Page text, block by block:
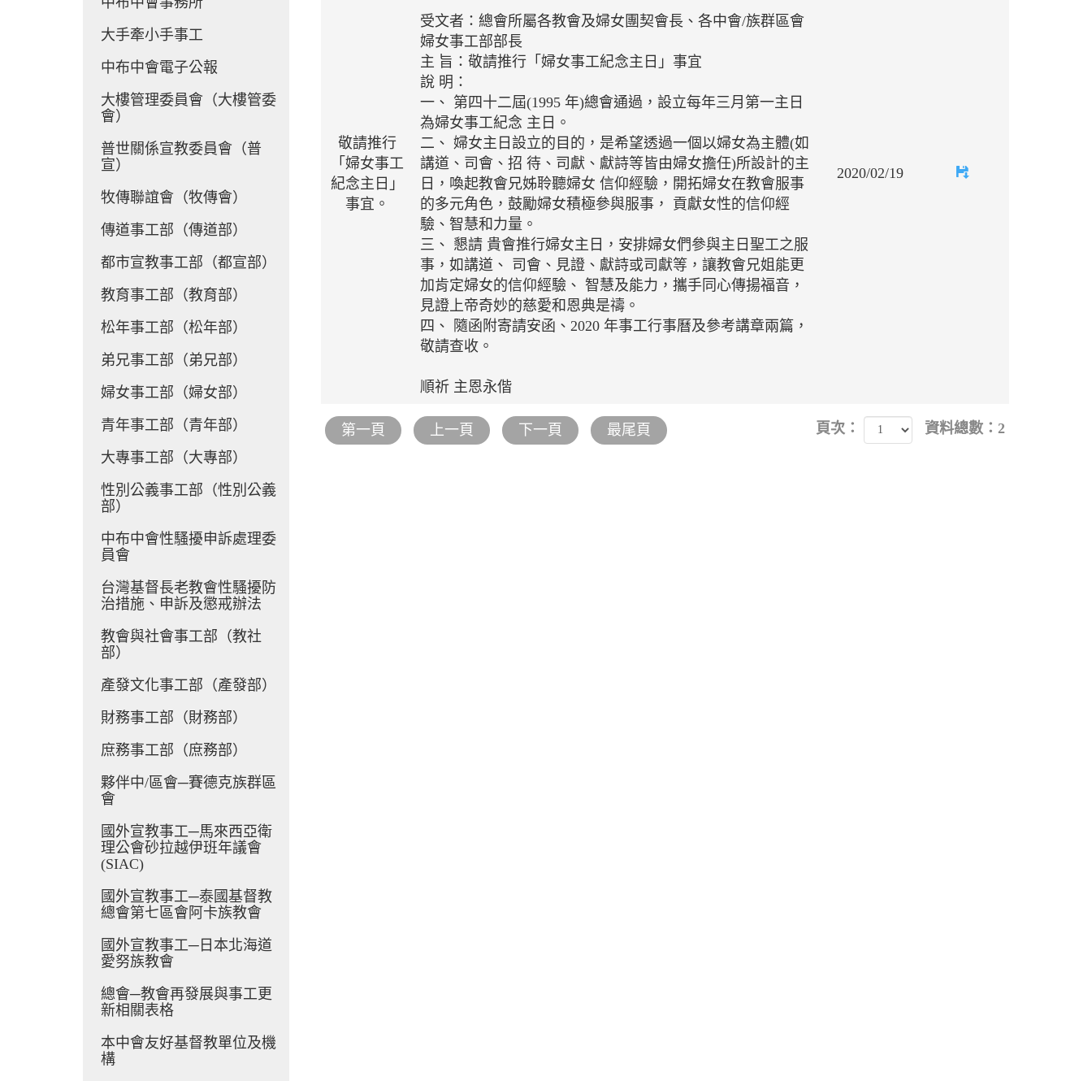
大手牽小手事工
中布中會電子公報
大樓管理委員會（大樓管委
會）
普世關係宣教委員會（普
宣）
牧傳聯誼會（牧傳會）
傳道事工部（傳道部）
都市宣教事工部（都宣部）
教育事工部（教育部）
松年事工部（松年部）
弟兄事工部（弟兄部）
婦女事工部（婦女部）
青年事工部（青年部）
大專事工部（大專部）
性別公義事工部（性別公義
部）
中布中會性騷擾申訴處理委
員會
台灣基督長老教會性騷擾防
治措施、申訴及懲戒辦法
教會與社會事工部（教社
部）
產發文化事工部（產發部）
財務事工部（財務部）
庶務事工部（庶務部）
夥伴中/區會─賽德克族群區
會
國外宣教事工─馬來西亞衛
理公會砂拉越伊班年議會
(SIAC)
國外宣教事工─泰國基督教
總會第七區會阿卡族教會
國外宣教事工─日本北海道
愛努族教會
總會─教會再發展與事工更
新相關表格
本中會友好基督教單位及機
構
敬請推行
「婦女事工
紀念主日」
事宜。
受文者：總會所屬各教會及婦女團契會長、各中會/族群區會
婦女事工部部長
主 旨：敬請推行「婦女事工紀念主日」事宜
說 明：
一、 第四十二屆(1995 年)總會通過，設立每年三月第一主日
為婦女事工紀念 主日。
二、 婦女主日設立的目的，是希望透過一個以婦女為主體(如
講道、司會、招 待、司獻、獻詩等皆由婦女擔任)所設計的主
日，喚起教會兄姊聆聽婦女 信仰經驗，開拓婦女在教會服事
的多元角色，鼓勵婦女積極參與服事， 貢獻女性的信仰經
驗、智慧和力量。
三、 懇請 貴會推行婦女主日，安排婦女們參與主日聖工之服
事，如講道、 司會、見證、獻詩或司獻等，讓教會兄姐能更
加肯定婦女的信仰經驗、 智慧及能力，攜手同心傳揚福音，
見證上帝奇妙的慈愛和恩典是禱。
四、 隨函附寄請安函、2020 年事工行事曆及參考講章兩篇，
敬請查收。
順祈 主恩永偕
2020/02/19
第一頁 上一頁 下一頁 最尾頁 頁次： 資料總數：2